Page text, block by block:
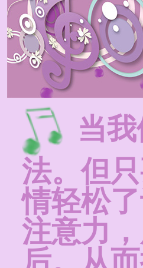
当
法。但
情轻松
注意力
后。从